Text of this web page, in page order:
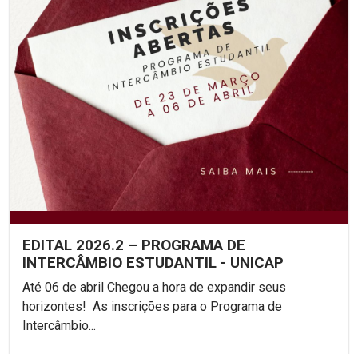
EDITAL 2026.2 – PROGRAMA DE
INTERCÂMBIO ESTUDANTIL - UNICAP
Até 06 de abril Chegou a hora de expandir seus
horizontes! As inscrições para o Programa de
Intercâmbio...